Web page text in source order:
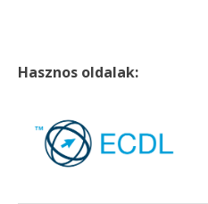
Hasznos oldalak: